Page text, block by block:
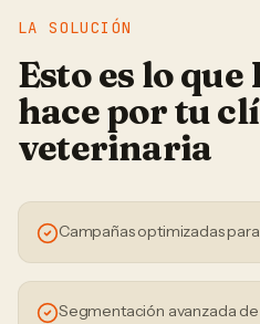
LA SOLUCIÓN
Esto es lo que
hace por tu
veterinaria
Campañas optimizadas
Segmentación avanzada